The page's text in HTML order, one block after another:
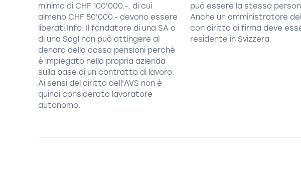
minimo di CHF 100'000.-, di cui
almeno CHF 50'000.- devono essere
liberati.Info: Il fondatore di una SA o
di una Sagl non può attingere al
denaro della cassa pensioni perché
è impiegato nella propria azienda
sulla base di un contratto di lavoro.
Ai sensi del diritto dell'AVS non è
quindi considerato lavoratore
autonomo.
può essere la stessa
Anche un amministratore
con diritto di firma deve
residente in Svizzera